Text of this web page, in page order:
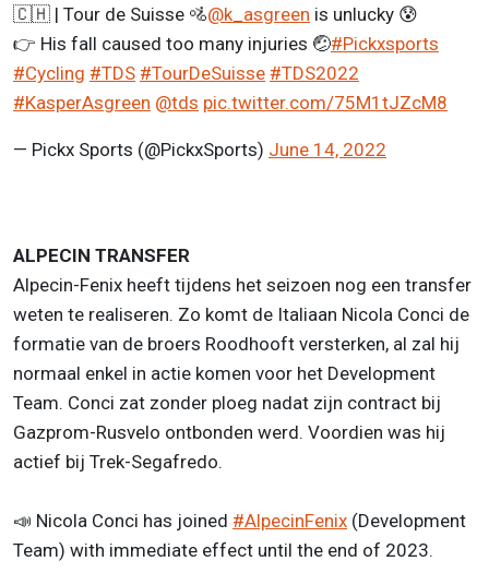
🇨🇭 | Tour de Suisse 🚵@k_asgreen is unlucky 😰
👉 His fall caused too many injuries 🤕#Pickxsports
#Cycling #TDS #TourDeSuisse #TDS2022
#KasperAsgreen @tds pic.twitter.com/75M1tJZcM8
— Pickx Sports (@PickxSports) June 14, 2022
ALPECIN TRANSFER
Alpecin-Fenix heeft tijdens het seizoen nog een transfer
weten te realiseren. Zo komt de Italiaan Nicola Conci de
formatie van de broers Roodhooft versterken, al zal hij
normaal enkel in actie komen voor het Development
Team. Conci zat zonder ploeg nadat zijn contract bij
Gazprom-Rusvelo ontbonden werd. Voordien was hij
actief bij Trek-Segafredo.
📣 Nicola Conci has joined #AlpecinFenix (Development
Team) with immediate effect until the end of 2023.